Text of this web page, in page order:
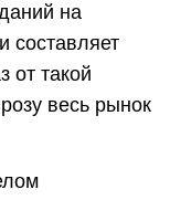
на
составляет
от такой
весь рынок